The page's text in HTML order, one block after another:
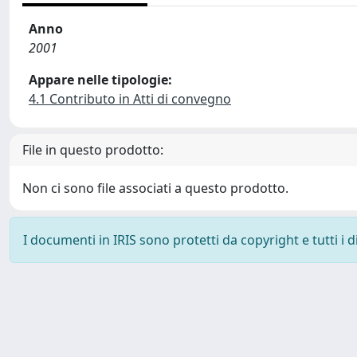
Anno
2001
Appare nelle tipologie:
4.1 Contributo in Atti di convegno
File in questo prodotto:
Non ci sono file associati a questo prodotto.
I documenti in IRIS sono protetti da copyright e tutti i